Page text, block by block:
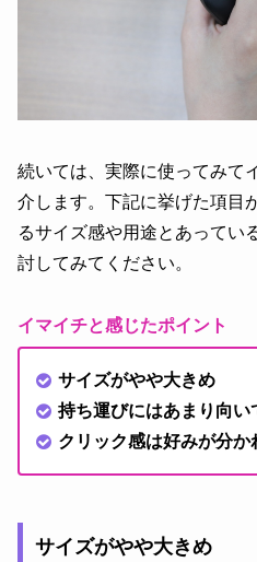
続いては、実際に使ってみて
介します。下記に挙げた項目
るサイズ感や用途とあってい
討してみてください。
イマイチと感じたポイント
サイズがやや大きめ
持ち運びにはあまり向い
クリック感は好みが分か
サイズがやや大きめ